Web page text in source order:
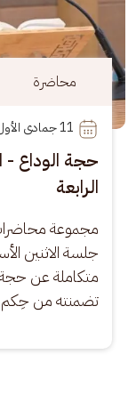
محاضرة
11
حجة الوداع -
الرابعة
مجموعة
جلسة الاثنين
متكاملة عن حجة
تضمنته من حِكم